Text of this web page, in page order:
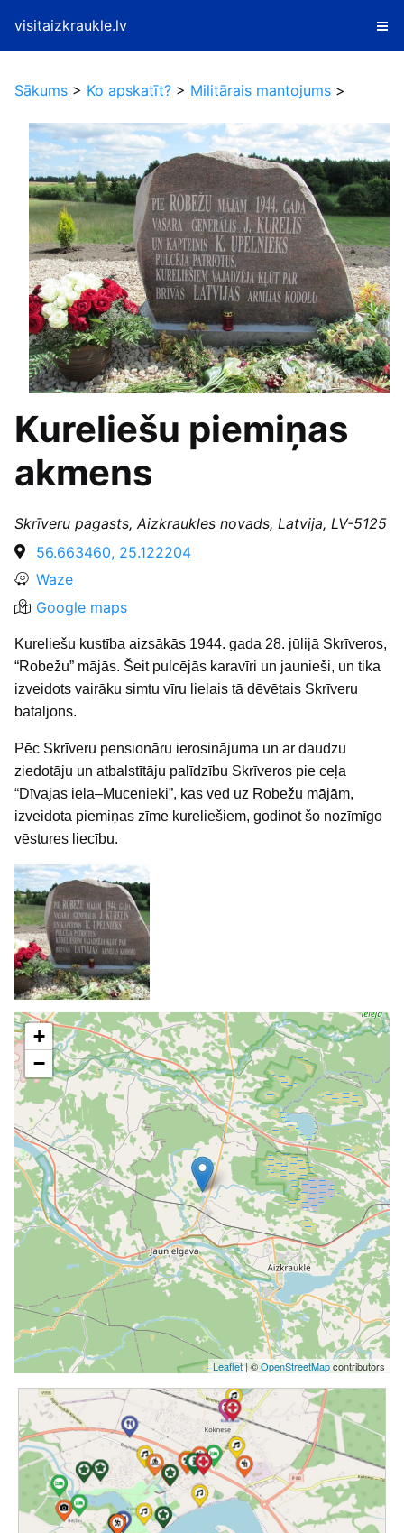
visitaizkraukle.lv
Sākums > Ko apskatīt? > Militārais mantojums >
Kureliešu piemiņas
akmens
Skrīveru pagasts, Aizkraukles novads, Latvija, LV-5125
56.663460, 25.122204
Waze
Google maps
Kureliešu kustība aizsākās 1944. gada 28. jūlijā Skrīveros,
“Robežu” mājās. Šeit pulcējās karavīri un jaunieši, un tika
izveidots vairāku simtu vīru lielais tā dēvētais Skrīveru
bataljons.
Pēc Skrīveru pensionāru ierosinājuma un ar daudzu
ziedotāju un atbalstītāju palīdzību Skrīveros pie ceļa
“Dīvajas iela–Mucenieki”, kas ved uz Robežu mājām,
izveidota piemiņas zīme kureliešiem, godinot šo nozīmīgo
vēstures liecību.
+
−
Leaflet| ©OpenStreetMapcontributors